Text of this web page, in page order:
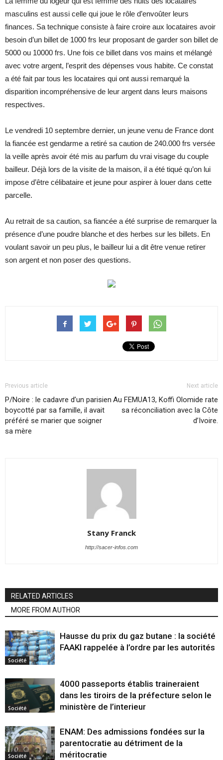
masculins est aussi celle qui joue le rôle d’envoûter leurs
finances. Sa technique consiste à faire croire aux locataires avoir
besoin d’un billet de 1000 frs leur proposant de garder son billet de
5000 ou 10000 frs. Une fois ce billet dans vos mains et mélangé
avec votre argent, l’esprit des dépenses vous habite. Ce constat
a été fait par tous les locataires qui ont aussi remarqué la
disparition incompréhensive de leur argent dans leurs maisons
respectives.
Le vendredi 10 septembre dernier, un jeune venu de France dont
la fiancée est gendarme a retiré sa caution de 240.000 frs versée
la veille après avoir été mis au parfum du vrai visage du couple
bailleur. Déjà lors de la visite de la maison, il a été tiqué qu’on lui
impose d’être célibataire et jeune pour aspirer à louer dans cette
parcelle.
Au retrait de sa caution, sa fiancée a été surprise de remarquer la
présence d’une poudre blanche et des herbes sur les billets. En
voulant savoir un peu plus, le bailleur lui a dit être venue retirer
son argent et non poser des questions.
Previous article
P/Noire : le cadavre d’un parisien
boycotté par sa famille, il avait
préféré se marier que soigner
sa mère
Next article
Au FEMUA13, Koffi Olomide rate
sa réconciliation avec la Côte
d’Ivoire.
Stany Franck
http://sacer-infos.com
RELATED ARTICLES
MORE FROM AUTHOR
Société
Hausse du prix du gaz butane : la société
FAAKI rappelée à l’ordre par les autorités
Société
4000 passeports établis traineraient
dans les tiroirs de la préfecture selon le
ministère de l’interieur
Société
ENAM: Des admissions fondées sur la
parentocratie au détriment de la
méritocratie